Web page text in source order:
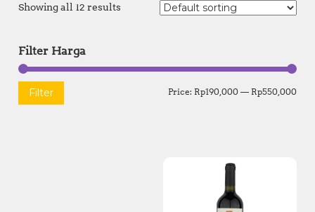
Showing all 12 results
Filter Harga
M
M
Filter Price: Rp190,000— Rp550,000